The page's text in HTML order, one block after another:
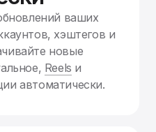
ваших
хэштегов и
новые
Reels и
автоматически.